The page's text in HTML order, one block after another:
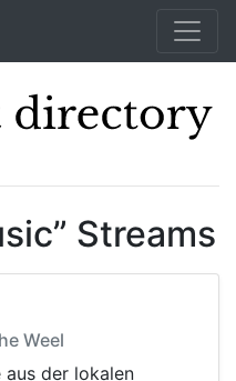
Streams
Weel
aus der lokalen